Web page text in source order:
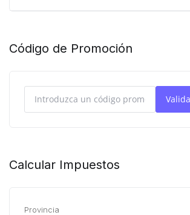
Código de Promoción
Calcular Impuestos
Provincia